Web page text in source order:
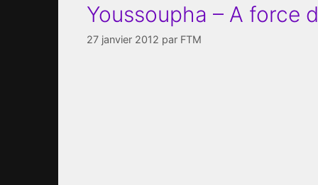
Youssoupha – A force
27 janvier 2012 par FTM